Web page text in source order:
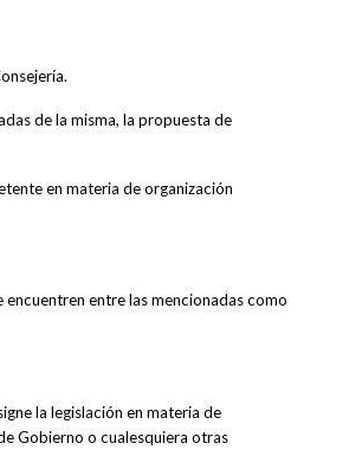
de la misma, la propuesta de
en materia de organización
entre las mencionadas como
la legislación en materia de
Gobierno o cualesquiera otras